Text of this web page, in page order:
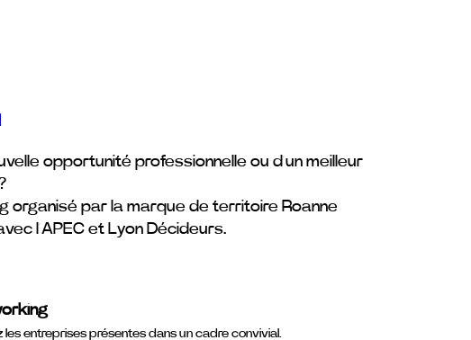
opportunité professionnelle ou d’un meilleur
organisé par la marque de territoire Roanne
l’APEC et Lyon Décideurs.
entreprises présentes dans un cadre convivial.